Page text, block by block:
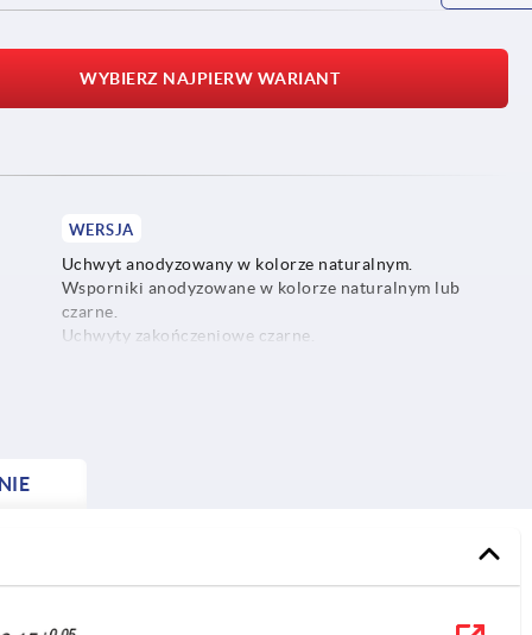
WYBIERZ NAJPIERW WARIANT
WERSJA
Uchwyt anodyzowany w kolorze naturalnym.
Wsporniki anodyzowane w kolorze naturalnym lub
czarne.
Uchwyty zakończeniowe czarne.